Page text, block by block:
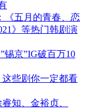
《五月的青春、恋
》等热门韩剧演
锡京”IG破百万10
这些剧你一定都看
知、金裕贞、